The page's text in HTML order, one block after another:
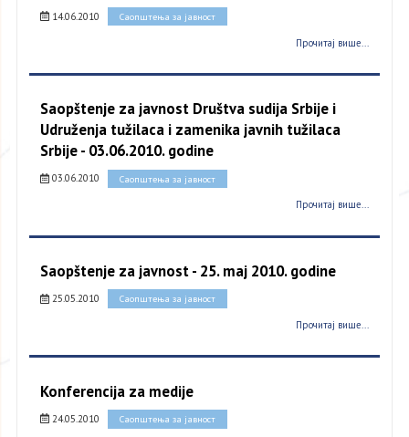
14.06.2010 Саопштења за јавност
Прочитај више...
Saopštenje za javnost Društva sudija Srbije i
Udruženja tužilaca i zamenika javnih tužilaca
Srbije - 03.06.2010. godine
03.06.2010 Саопштења за јавност
Прочитај више...
Saopštenje za javnost - 25. maj 2010. godine
25.05.2010 Саопштења за јавност
Прочитај више...
Konferencija za medije
24.05.2010 Саопштења за јавност